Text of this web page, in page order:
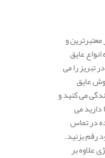
و
عایق
تبریز را می
عایق
می کنید و
دارید می
در تماس
رقم بزنید.
علاوه بر